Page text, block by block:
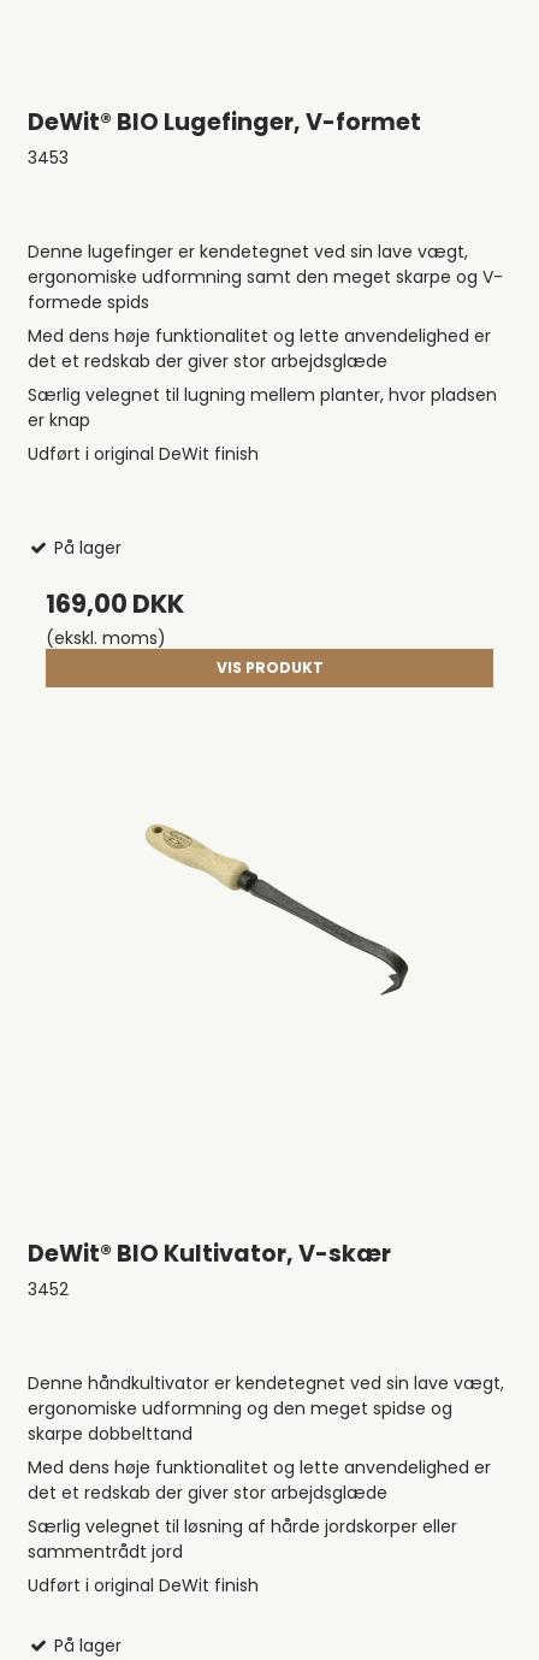
DeWit® BIO Lugefinger, V-formet
3453
Denne lugefinger er kendetegnet ved sin lave vægt,
ergonomiske udformning samt den meget skarpe og V-
formede spids
Med dens høje funktionalitet og lette anvendelighed er
det et redskab der giver stor arbejdsglæde
Særlig velegnet til lugning mellem planter, hvor pladsen
er knap
Udført i original DeWit finish
På lager
169,00 DKK
(ekskl. moms)
VIS PRODUKT
DeWit® BIO Kultivator, V-skær
3452
Denne håndkultivator er kendetegnet ved sin lave vægt,
ergonomiske udformning og den meget spidse og
skarpe dobbelttand
Med dens høje funktionalitet og lette anvendelighed er
det et redskab der giver stor arbejdsglæde
Særlig velegnet til løsning af hårde jordskorper eller
sammentrådt jord
Udført i original DeWit finish
På lager